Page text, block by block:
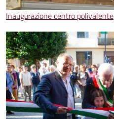
Inaugurazione centro polivalente